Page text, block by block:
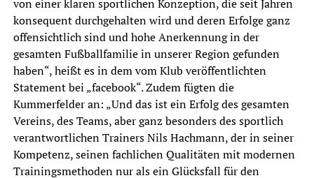
von einer klaren sportlichen Konzeption, die seit Jahren
konsequent durchgehalten wird und deren Erfolge ganz
offensichtlich sind und hohe Anerkennung in der
gesamten Fußballfamilie in unserer Region gefunden
haben“, heißt es in dem vom Klub veröffentlichten
Statement bei „facebook“. Zudem fügten die
Kummerfelder an: „Und das ist ein Erfolg des gesamten
Vereins, des Teams, aber ganz besonders des sportlich
verantwortlichen Trainers Nils Hachmann, der in seiner
Kompetenz, seinen fachlichen Qualitäten mit modernen
Trainingsmethoden nur als ein Glücksfall für den